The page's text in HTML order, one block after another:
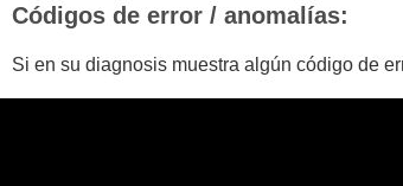
Códigos de error / anomalías:
Si en su diagnosis muestra algún código de